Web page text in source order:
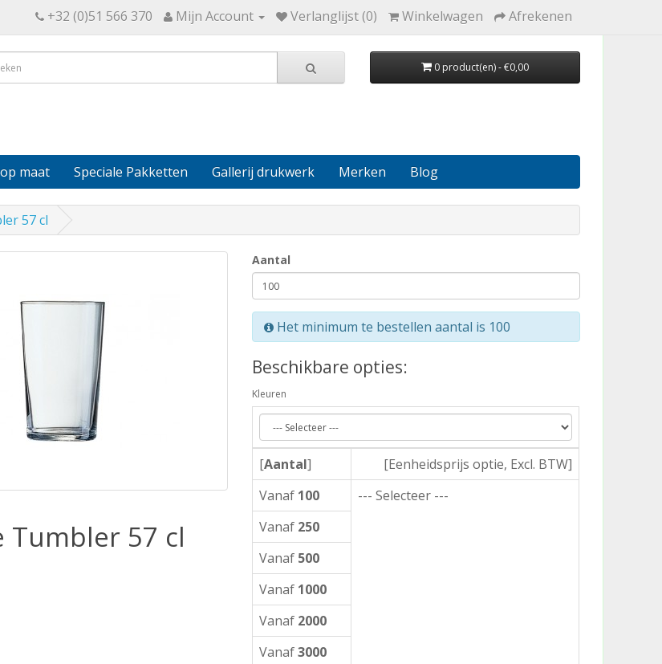
+32 (0)51 566 370 Mijn Account Verlanglijst (0) Winkelwagen Afrekenen
0 product(en) - €0,00
maat Speciale Pakketten Gallerij drukwerk Merken Blog
57 cl
Tumbler 57 cl
Aantal
Het minimum te bestellen aantal is 100
Beschikbare opties:
Kleuren
[Aantal]
[Eenheidsprijs optie, Excl. BTW]
Vanaf 100
--- Selecteer ---
Vanaf 250
Vanaf 500
Vanaf 1000
Vanaf 2000
Vanaf3000